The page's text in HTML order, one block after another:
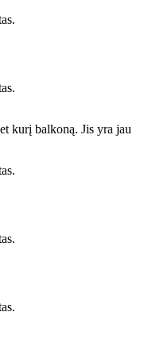
kurį balkoną. Jis yra jau